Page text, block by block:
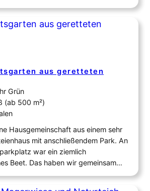
hier Schritt für Schritt ein Ort,
berührt und Natur wieder
zwischen weiterhin
aus geretteten
Grün
(ab 500 m²)
Hausgemeinschaft aus einem sehr
mit anschließendem Park. An
war ein ziemlich
Beet. Das haben wir gemeinsam
mit geretteten Pflanzen, die
neu gestaltet. Außerdem haben